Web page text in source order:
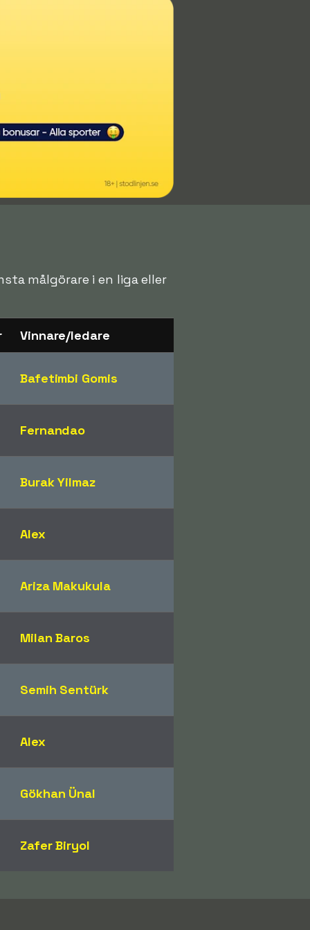
målgörare i en liga eller
Vinnare/ledare
Bafetimbi Gomis
Fernandao
Burak Yilmaz
Alex
Ariza Makukula
Milan Baros
Semih Sentürk
Alex
Gökhan Ünal
Zafer Biryol